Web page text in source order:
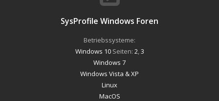
SysProfile Windows Foren
Betriebssysteme:
Windows 10Seiten: 2 3
Windows 7
Windows Vista & XP
Linux
MacOS